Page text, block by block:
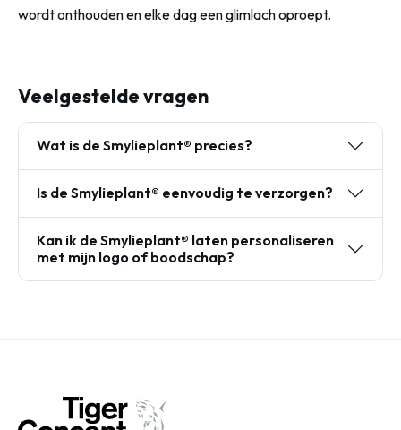
wordt onthouden en elke dag een glimlach oproept.
Veelgestelde vragen
Wat is de Smylieplant® precies?
Is de Smylieplant® eenvoudig te verzorgen?
Kan ik de Smylieplant® laten personaliseren
met mijn logo of boodschap?